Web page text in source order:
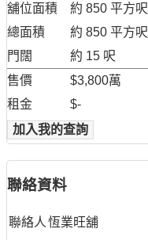
舖位面積
約 850 平方呎
總面積
約 850 平方呎
門闊
約 15 呎
售價
$3,800萬
租金
$-
加入我的查詢
聯絡資料
聯絡人 恆業旺舖